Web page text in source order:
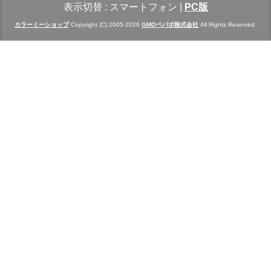
表示切替 : スマートフォン PC版
カラーミーショップCopyright (C) 2005-2026 GMOペパボ株式会社 All Rights Reserved.